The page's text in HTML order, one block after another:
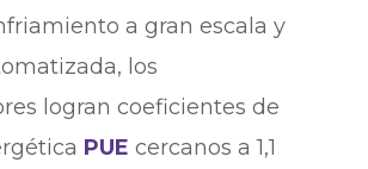
a gran escala y
los
logran coeficientes de
PUE cercanos a 1,1